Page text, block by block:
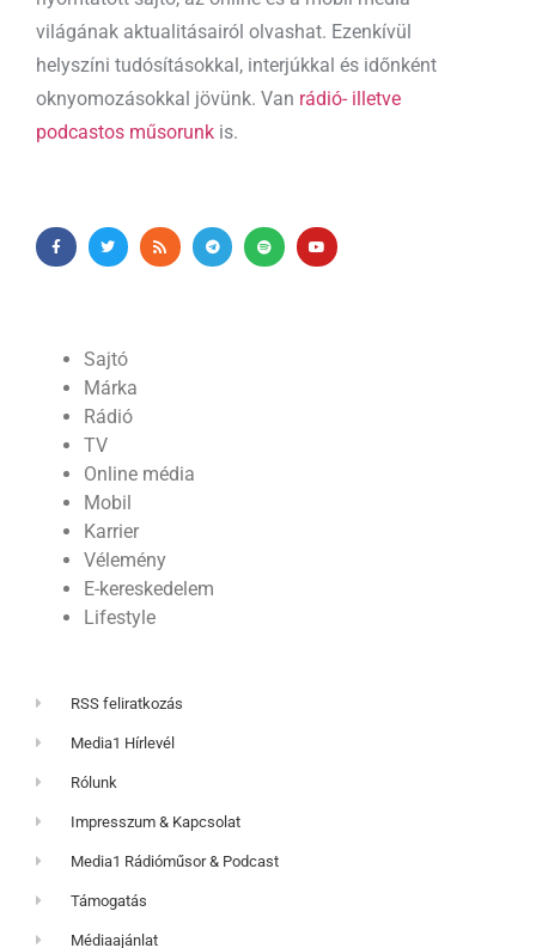
világának aktualitásairól olvashat. Ezenkívül
helyszíni tudósításokkal, interjúkkal és időnként
oknyomozásokkal jövünk. Van rádió- illetve
podcastos műsorunk is.
Sajtó
Márka
Rádió
TV
Online média
Mobil
Karrier
Vélemény
E-kereskedelem
Lifestyle
RSS feliratkozás
Media1 Hírlevél
Rólunk
Impresszum & Kapcsolat
Media1 Rádióműsor & Podcast
Támogatás
Médiaajánlat